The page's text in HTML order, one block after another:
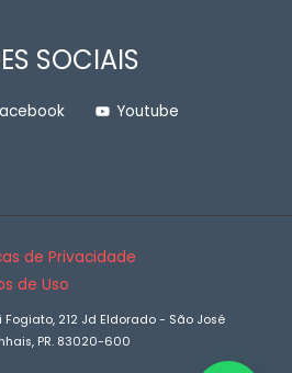
SOCIAIS
Youtube
de Privacidade
de Uso
212 Jd Eldorado - São José
PR. 83020-600